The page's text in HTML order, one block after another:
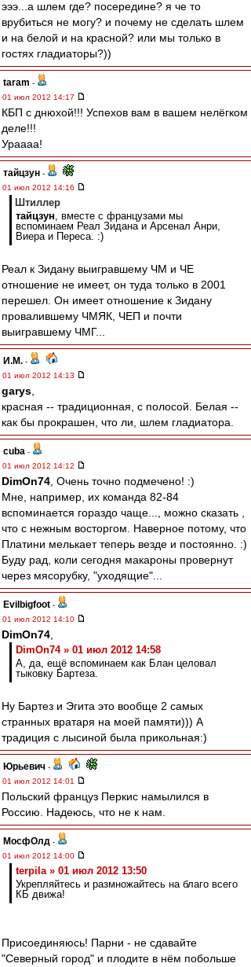
эээ...а шлем где? посередине? я че то
врубиться не могу? и почему не сделать шлем
и на белой и на красной? или мы только в
гостях гладиаторы?))
taram -
01 июл 2012 14:17
КБП с днюхой!!! Успехов вам в вашем нелёгком
деле!!!
Ураааа!
тайцзун -
01 июл 2012 14:16
Штиллер
тайцзун, вместе с французами мы
вспоминаем Реал Зидана и Арсенал Анри,
Виера и Переса. :)
Реал к Зидану выигравшему ЧМ и ЧЕ
отношение не имеет, он туда только в 2001
перешел. Он имеет отношение к Зидану
провалившему ЧМЯК, ЧЕП и почти
выигравшему ЧМГ...
И.М. -
01 июл 2012 14:13
garys
красная -- традиционная, с полосой. Белая --
как бы прокрашен, что ли, шлем гладиатора.
cuba -
01 июл 2012 14:12
DimOn74 , Очень точно подмечено! :)
Мне, например, их команда 82-84
вспоминается гораздо чаще..., можно сказать ,
что с нежным восторгом. Наверное потому, что
Платини мелькает теперь везде и постоянно. :)
Буду рад, коли сегодня макароны провернут
через мясорубку, "уходящие"...
Evilbigfoot -
01 июл 2012 14:10
DimOn74
DimOn74 » 01 июл 2012 14:58
А, да, ещё вспоминаем как Блан целовал
тыковку Бартеза.
Ну Бартез и Эгита это вообще 2 самых
странных вратаря на моей памяти))) А
традиция с лысиной была прикольная:)
Юрьевич -
01 июл 2012 14:01
Польский француз Перкис намылился в
Россию. Надеюсь, что не к нам.
МосфОлд -
01 июл 2012 14:00
terpila » 01 июл 2012 13:50
Укрепляйтесь и размножайтесь на благо всего
КБ движа!
Присоединяюсь! Парни - не сдавайте
"Северный город" и плодите в нём побольше